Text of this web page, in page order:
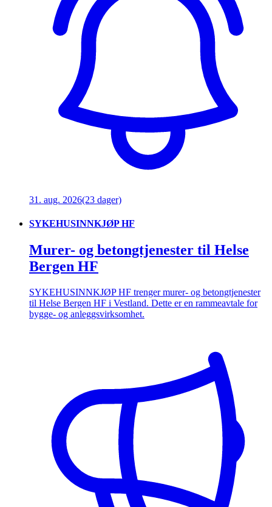
31. aug. 2026(23 dager)
SYKEHUSINNKJØP HF
Murer- og betongtjenester til Helse
Bergen HF
SYKEHUSINNKJØP HF trenger murer- og betongtjenester
til Helse Bergen HF i Vestland. Dette er en rammeavtale for
bygge- og anleggsvirksomhet.